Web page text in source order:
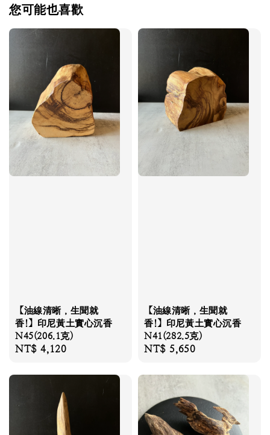
您可能也喜歡
【油線清晰，生聞就
香!】印尼黃土實心沉香
N45(206.1克)
Regular
NT$ 4,120
【油線清晰，生聞就
香!】印尼黃土實心沉香
N41(282.5克)
Regular
NT$ 5,650